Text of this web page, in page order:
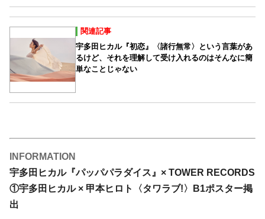
関連記事
宇多田ヒカル『初恋』〈諸行無常〉という言葉があ
るけど、それを理解して受け入れるのはそんなに簡
単なことじゃない
INFORMATION
宇多田ヒカル『パッパパラダイス』× TOWER RECORDS
①宇多田ヒカル × 甲本ヒロト〈タワラブ!〉B1ポスター掲
出